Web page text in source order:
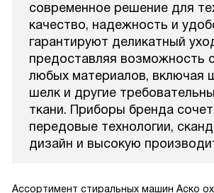
современное решение для
качество, надежность и
гарантируют деликатный
предоставляя возможность
любых материалов, включая
шелк и другие
ткани. Приборы бренда
передовые технологии,
дизайн и высокую
Ассортимент стиральных машин Аско